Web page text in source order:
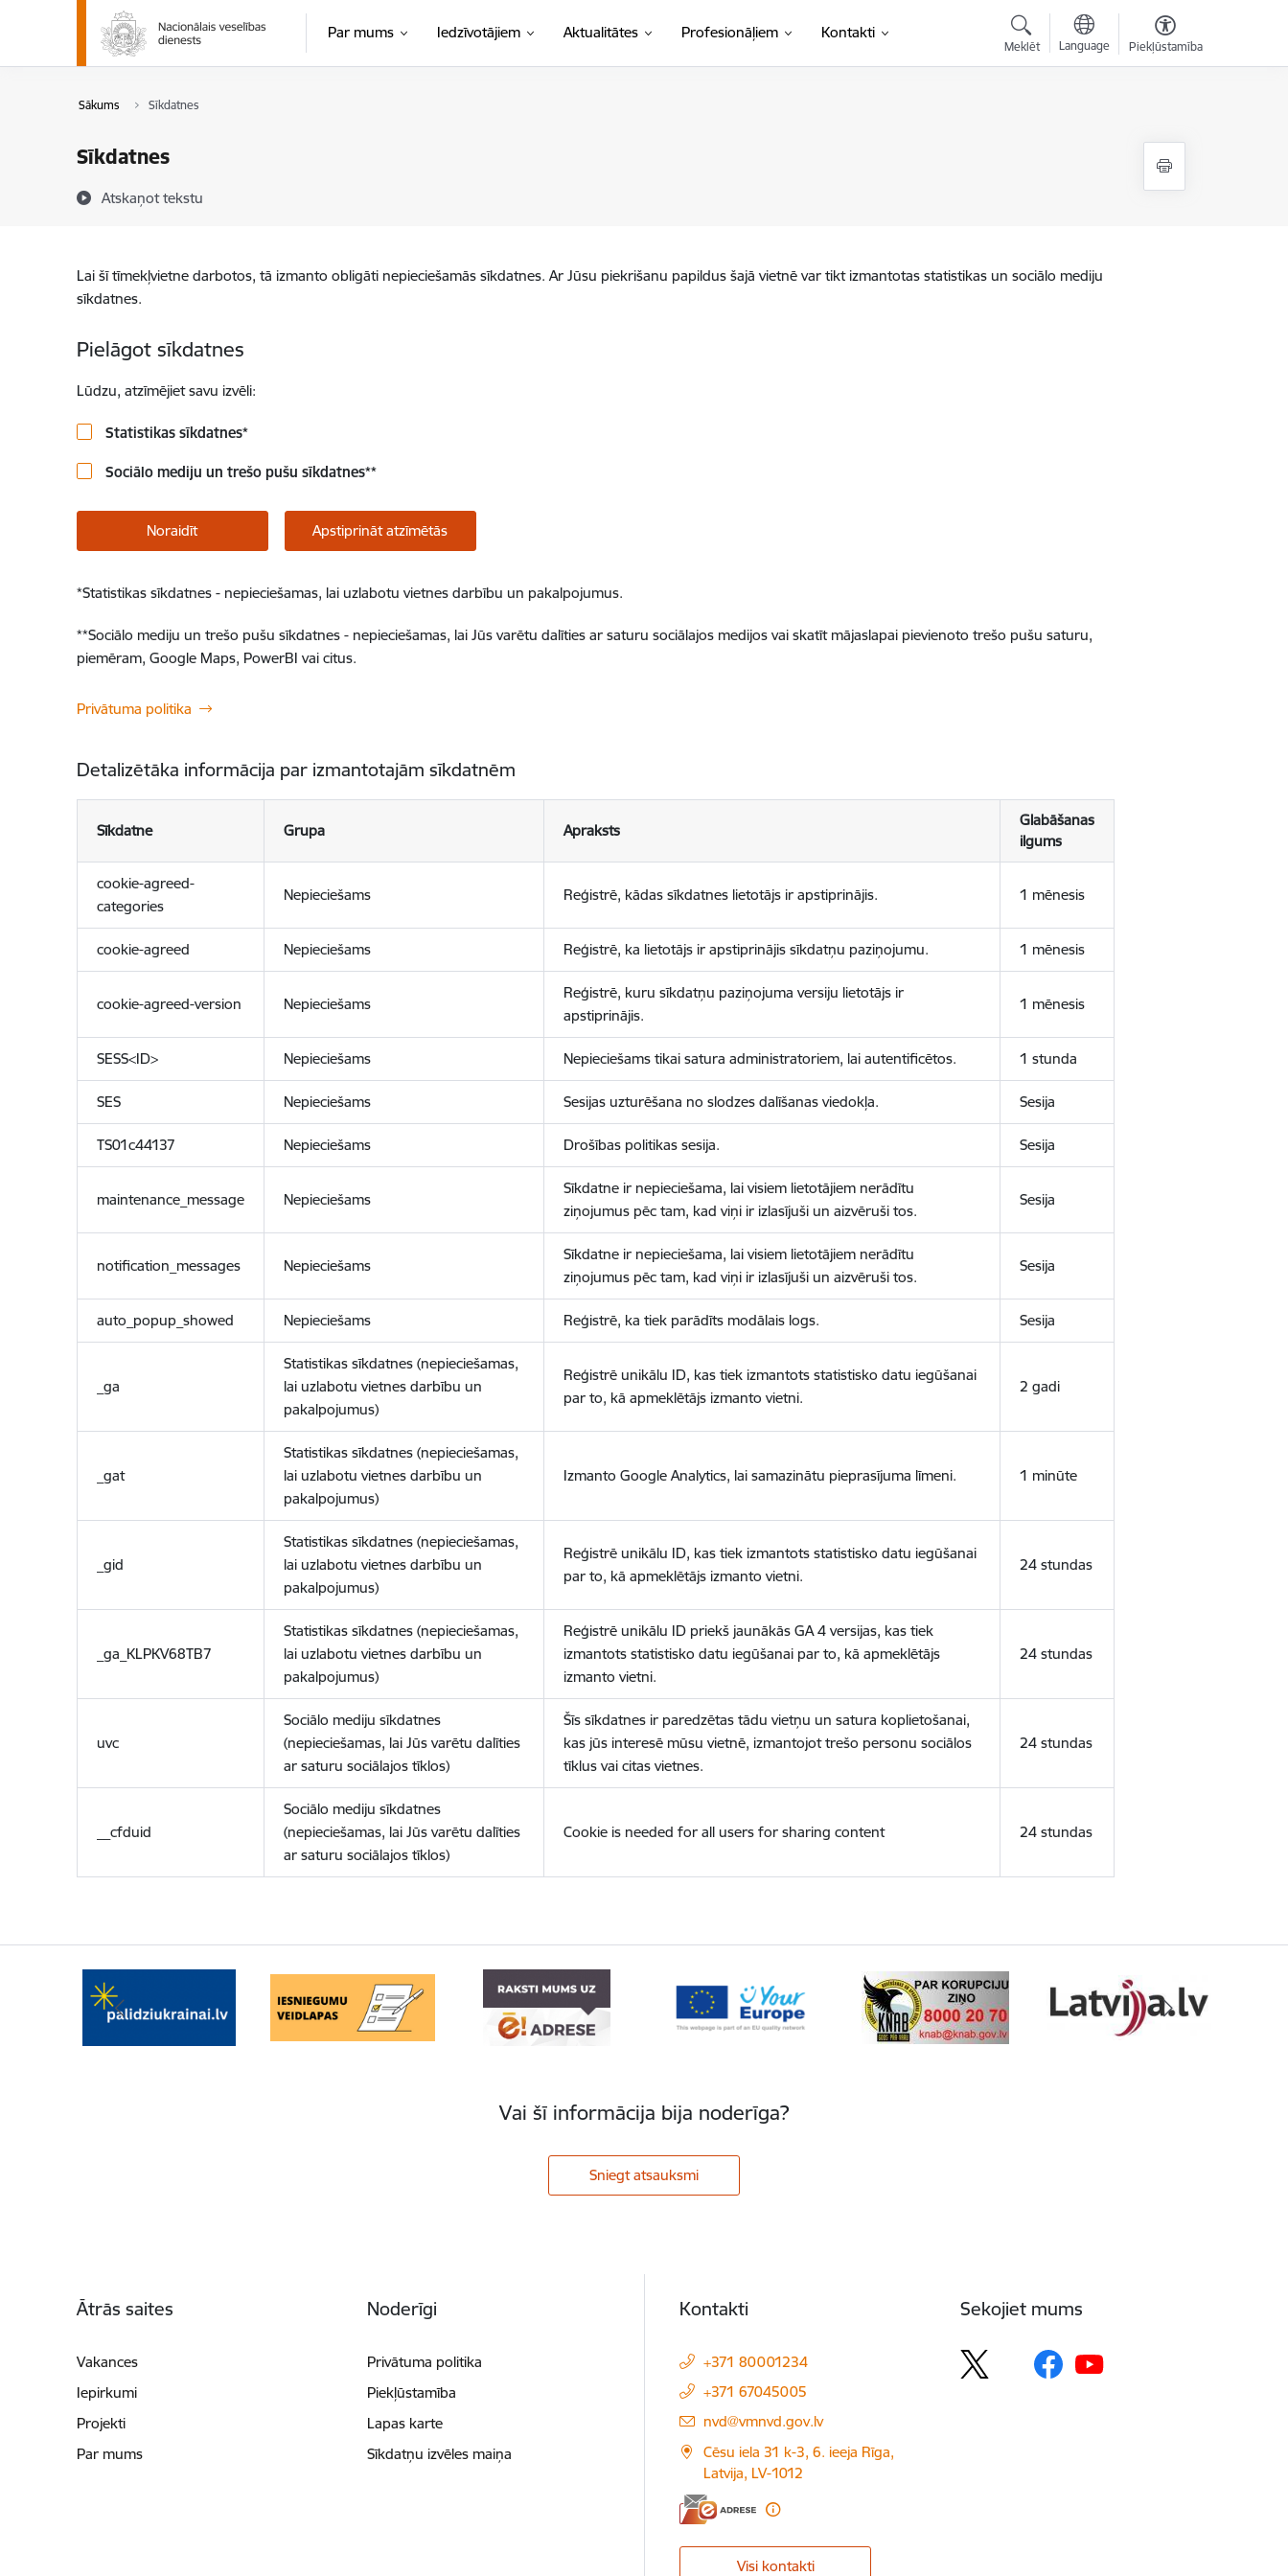
Pāriet uz lapas saturu
Par mums Iedzīvotājiem Aktualitātes Profesionāļiem Kontakti
Meklēt Language Piekļūstamība
Sākums Sīkdatnes
Sīkdatnes
Atskaņot tekstu
Lai šī tīmekļvietne darbotos, tā izmanto obligāti nepieciešamās sīkdatnes. Ar Jūsu piekrišanu papildus šajā vietnē var tikt izmantotas statistikas un sociālo mediju
sīkdatnes.
Pielāgot sīkdatnes
Lūdzu, atzīmējiet savu izvēli:
Statistikas sīkdatnes*
Sociālo mediju un trešo pušu sīkdatnes**
Noraidīt Apstiprināt atzīmētās
*Statistikas sīkdatnes - nepieciešamas, lai uzlabotu vietnes darbību un pakalpojumus.
**Sociālo mediju un trešo pušu sīkdatnes - nepieciešamas, lai Jūs varētu dalīties ar saturu sociālajos medijos vai skatīt mājaslapai pievienoto trešo pušu saturu,
piemēram, Google Maps, PowerBI vai citus.
Privātuma politika
Detalizētāka informācija par izmantotajām sīkdatnēm
Sīkdatne Grupa Apraksts
Glabāšanas
ilgums
cookie-agreed-
categories
Nepieciešams Reģistrē, kādas sīkdatnes lietotājs ir apstiprinājis. 1 mēnesis
cookie-agreed Nepieciešams Reģistrē, ka lietotājs ir apstiprinājis sīkdatņu paziņojumu. 1 mēnesis
cookie-agreed-version Nepieciešams
Reģistrē, kuru sīkdatņu paziņojuma versiju lietotājs ir
apstiprinājis.
1 mēnesis
SESS<ID> Nepieciešams Nepieciešams tikai satura administratoriem, lai autentificētos. 1 stunda
SES Nepieciešams Sesijas uzturēšana no slodzes dalīšanas viedokļa. Sesija
TS01c44137 Nepieciešams Drošības politikas sesija. Sesija
maintenance_message Nepieciešams
Sīkdatne ir nepieciešama, lai visiem lietotājiem nerādītu
ziņojumus pēc tam, kad viņi ir izlasījuši un aizvēruši tos.
Sesija
notification_messages Nepieciešams
Sīkdatne ir nepieciešama, lai visiem lietotājiem nerādītu
ziņojumus pēc tam, kad viņi ir izlasījuši un aizvēruši tos.
Sesija
auto_popup_showed Nepieciešams Reģistrē, ka tiek parādīts modālais logs. Sesija
_ga
Statistikas sīkdatnes (nepieciešamas,
lai uzlabotu vietnes darbību un
pakalpojumus)
Reģistrē unikālu ID, kas tiek izmantots statistisko datu iegūšanai
par to, kā apmeklētājs izmanto vietni.
2 gadi
_gat
Statistikas sīkdatnes (nepieciešamas,
lai uzlabotu vietnes darbību un
pakalpojumus)
Izmanto Google Analytics, lai samazinātu pieprasījuma līmeni. 1 minūte
_gid
Statistikas sīkdatnes (nepieciešamas,
lai uzlabotu vietnes darbību un
pakalpojumus)
Reģistrē unikālu ID, kas tiek izmantots statistisko datu iegūšanai
par to, kā apmeklētājs izmanto vietni.
24 stundas
_ga_KLPKV68TB7
Statistikas sīkdatnes (nepieciešamas,
lai uzlabotu vietnes darbību un
pakalpojumus)
Reģistrē unikālu ID priekš jaunākās GA 4 versijas, kas tiek
izmantots statistisko datu iegūšanai par to, kā apmeklētājs
izmanto vietni.
24 stundas
uvc
Sociālo mediju sīkdatnes
(nepieciešamas, lai Jūs varētu dalīties
ar saturu sociālajos tīklos)
Šīs sīkdatnes ir paredzētas tādu vietņu un satura koplietošanai,
kas jūs interesē mūsu vietnē, izmantojot trešo personu sociālos
tīklus vai citas vietnes.
24 stundas
__cfduid
Sociālo mediju sīkdatnes
(nepieciešamas, lai Jūs varētu dalīties
ar saturu sociālajos tīklos)
Cookie is needed for all users for sharing content 24 stundas
Vai šī informācija bija noderīga?
Sniegt atsauksmi
Ātrās saites
Vakances
Iepirkumi
Projekti
Par mums
Noderīgi
Privātuma politika
Piekļūstamība
Lapas karte
Sīkdatņu izvēles maiņa
Kontakti
+371 80001234
+371 67045005
E-pasts:
nvd@vmnvd.gov.lv
Cēsu iela 31 k-3, 6. ieeja Rīga,
Latvija, LV-1012
Visi kontakti
Sekojiet mums